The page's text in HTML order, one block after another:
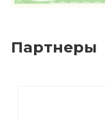
Партнеры